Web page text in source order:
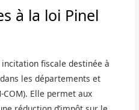
à la loi Pinel
fiscale destinée à
les départements et
COM). Elle permet aux